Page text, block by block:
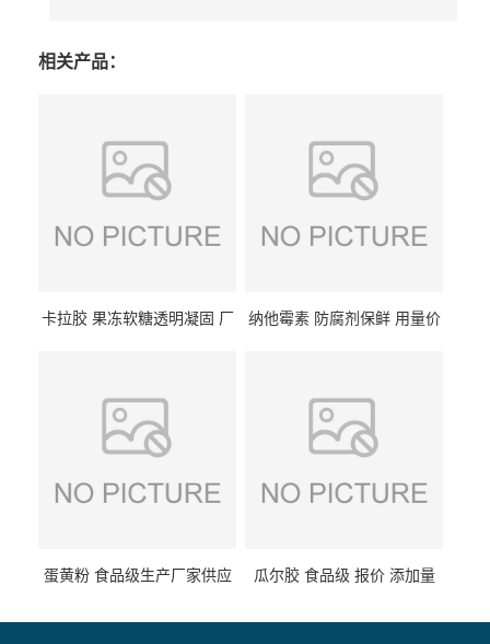
相关产品：
卡拉胶 果冻软糖透明凝固 厂
纳他霉素 防腐剂保鲜 用量价
蛋黄粉 食品级生产厂家供应 瓜尔胶 食品级 报价 添加量